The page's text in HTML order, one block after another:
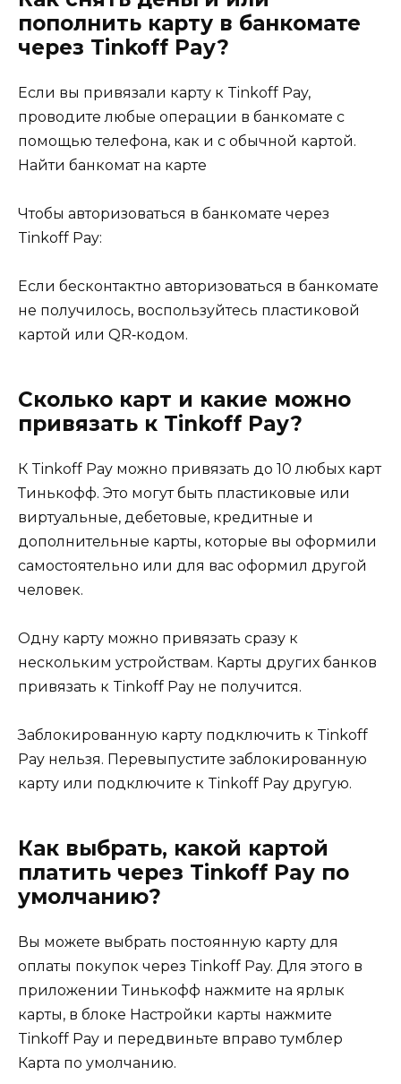
пополнить карту в банкомате
через Tinkoff Pay?
Если вы привязали карту к Tinkoff Pay,
проводите любые операции в банкомате с
помощью телефона, как и с обычной картой.
Найти банкомат на карте
Чтобы авторизоваться в банкомате через
Tinkoff Pay:
Если бесконтактно авторизоваться в банкомате
не получилось, воспользуйтесь пластиковой
картой или QR‑кодом.
Сколько карт и какие можно
привязать к Tinkoff Pay?
К Tinkoff Pay можно привязать до 10 любых карт
Тинькофф. Это могут быть пластиковые или
виртуальные, дебетовые, кредитные и
дополнительные карты, которые вы оформили
самостоятельно или для вас оформил другой
человек.
Одну карту можно привязать сразу к
нескольким устройствам. Карты других банков
привязать к Tinkoff Pay не получится.
Заблокированную карту подключить к Tinkoff
Pay нельзя. Перевыпустите заблокированную
карту или подключите к Tinkoff Pay другую.
Как выбрать, какой картой
платить через Tinkoff Pay по
умолчанию?
Вы можете выбрать постоянную карту для
оплаты покупок через Tinkoff Pay. Для этого в
приложении Тинькофф нажмите на ярлык
карты, в блоке Настройки карты нажмите
Tinkoff Pay и передвиньте вправо тумблер
Карта по умолчанию.